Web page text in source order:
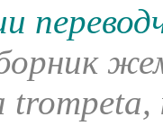
trompeta,